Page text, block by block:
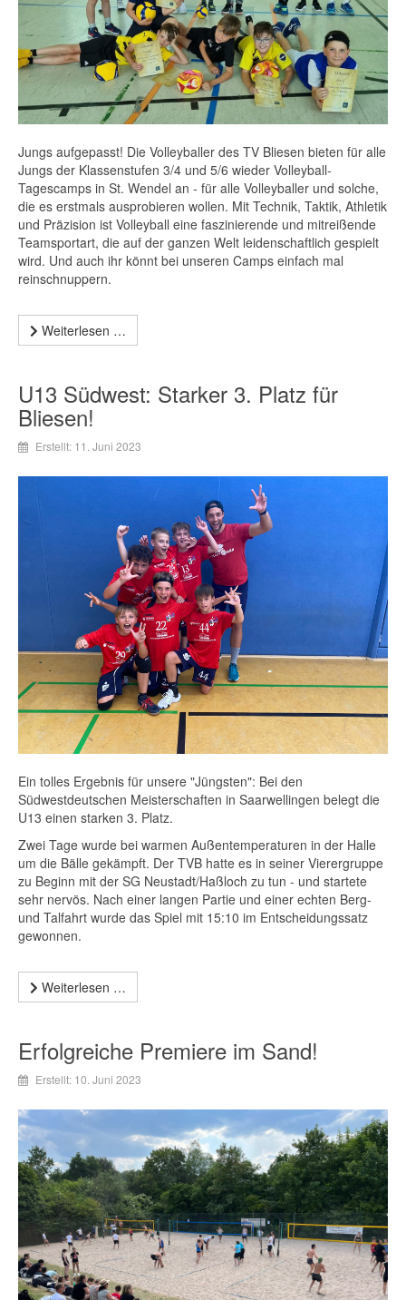
Jungs aufgepasst! Die Volleyballer des TV Bliesen bieten für alle
Jungs der Klassenstufen 3/4 und 5/6 wieder Volleyball-
Tagescamps in St. Wendel an - für alle Volleyballer und solche,
die es erstmals ausprobieren wollen. Mit Technik, Taktik, Athletik
und Präzision ist Volleyball eine faszinierende und mitreißende
Teamsportart, die auf der ganzen Welt leidenschaftlich gespielt
wird. Und auch ihr könnt bei unseren Camps einfach mal
reinschnuppern.
Weiterlesen …
U13 Südwest: Starker 3. Platz für
Bliesen!
Erstellt: 11. Juni 2023
Ein tolles Ergebnis für unsere "Jüngsten": Bei den
Südwestdeutschen Meisterschaften in Saarwellingen belegt die
U13 einen starken 3. Platz.
Zwei Tage wurde bei warmen Außentemperaturen in der Halle
um die Bälle gekämpft. Der TVB hatte es in seiner Vierergruppe
zu Beginn mit der SG Neustadt/Haßloch zu tun - und startete
sehr nervös. Nach einer langen Partie und einer echten Berg-
und Talfahrt wurde das Spiel mit 15:10 im Entscheidungssatz
gewonnen.
Weiterlesen …
Erfolgreiche Premiere im Sand!
Erstellt: 10. Juni 2023